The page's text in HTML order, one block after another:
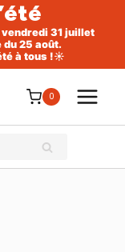
31 juillet
du 25 août.
à tous !☀️
0
RECHERCHE